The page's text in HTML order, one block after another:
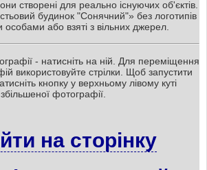
створені для реально існуючих об'єктів.
будинок "Сонячний"» без логотипів
особами або взяті з вільних джерел.
- натисніть на ній. Для переміщення
використовуйте стрілки. Щоб запустити
кнопку у верхньому лівому куті
збільшеної фотографії.
на сторінку